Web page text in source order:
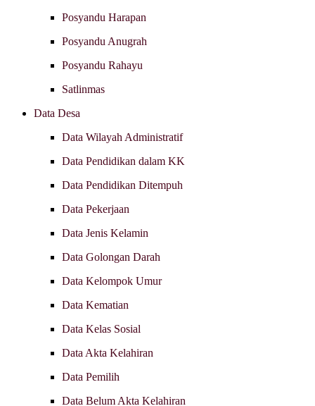
Posyandu Harapan
Posyandu Anugrah
Posyandu Rahayu
Satlinmas
Data Desa
Data Wilayah Administratif
Data Pendidikan dalam KK
Data Pendidikan Ditempuh
Data Pekerjaan
Data Jenis Kelamin
Data Golongan Darah
Data Kelompok Umur
Data Kematian
Data Kelas Sosial
Data Akta Kelahiran
Data Pemilih
Data Belum Akta Kelahiran